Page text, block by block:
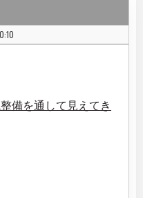
備を通して見えてき